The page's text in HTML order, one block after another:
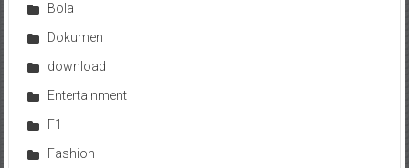
Bola
Dokumen
download
Entertainment
F1
Fashion